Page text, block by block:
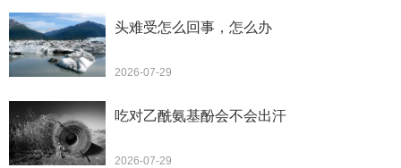
头难受怎么回事，怎么办
2026-07-29
吃对乙酰氨基酚会不会出汗
2026-07-29